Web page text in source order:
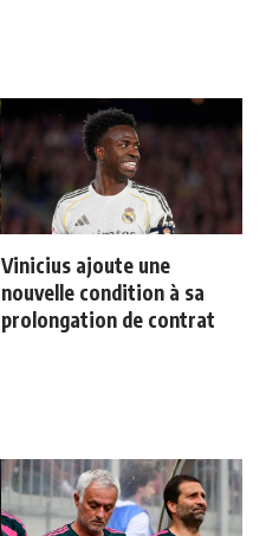
Vinicius ajoute une
nouvelle condition à sa
prolongation de contrat